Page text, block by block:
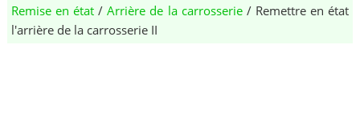
Remise en état /Arrière de la carrosserie/ Remettre en état
l'arrière de la carrosserie II